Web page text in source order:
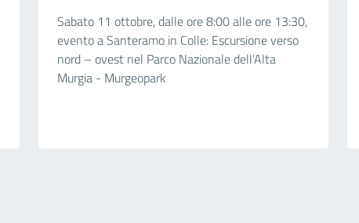
Sabato 11 ottobre, dalle ore 8:00 alle ore 13:30,
evento a Santeramo in Colle: Escursione verso
nord – ovest nel Parco Nazionale dell’Alta
Murgia - Murgeopark